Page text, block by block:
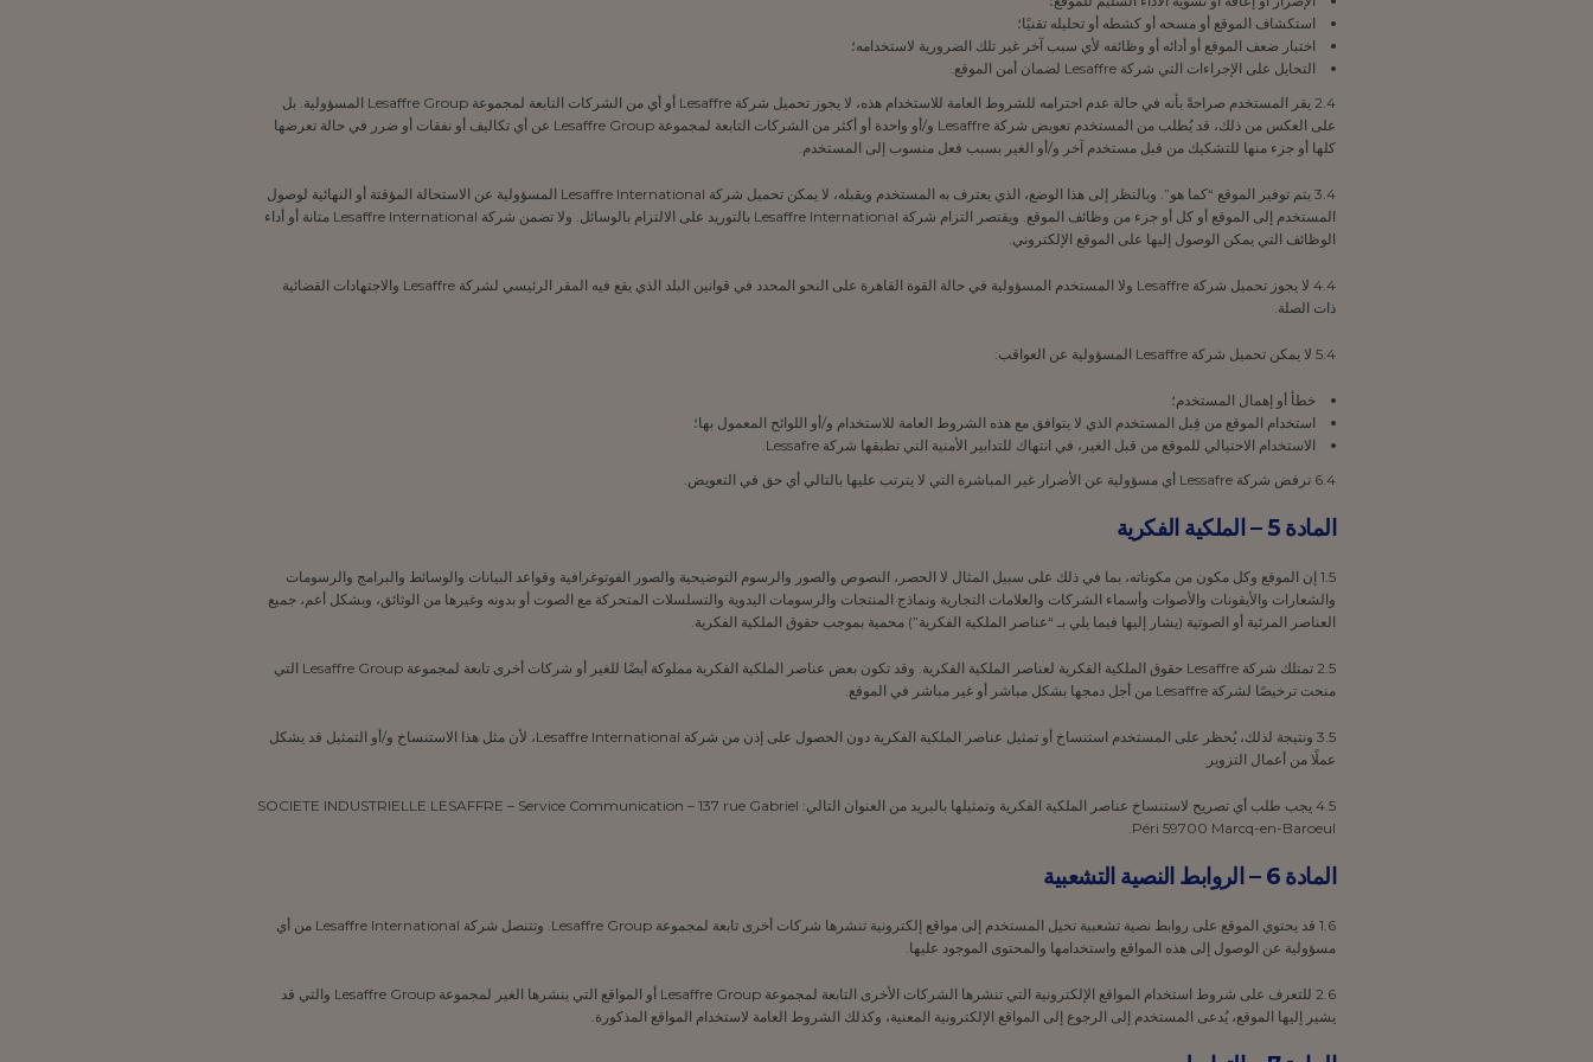
استكشاف الموقع أو مسحه أو كشطه أو تحليله تقنيًا؛
اختبار ضعف الموقع أو أدائه أو وظائفه لأي سبب آخر غير تلك الضرورية لاستخدامه؛
التحايل على الإجراءات التي شركة Lesaffre لضمان أمن الموقع.
2.4 يقر المستخدم صراحةً بأنه في حالة عدم احترامه للشروط العامة للاستخدام هذه، لا يجوز تحميل شركة Lesaffre أو أي من الشركات التابعة لمجموعة Lesaffre Group المسؤولية. بل
على العكس من ذلك، قد يُطلب من المستخدم تعويض شركة Lesaffre و/أو واحدة أو أكثر من الشركات التابعة لمجموعة Lesaffre Group عن أي تكاليف أو نفقات أو ضرر في حالة تعرضها
كلها أو جزء منها للتشكيك من قبل مستخدم آخر و/أو الغير بسبب فعل منسوب إلى المستخدم.
3.4 يتم توفير الموقع “كما هو”. وبالنظر إلى هذا الوضع، الذي يعترف به المستخدم ويقبله، لا يمكن تحميل شركة Lesaffre International المسؤولية عن الاستحالة المؤقتة أو النهائية لوصول
المستخدم إلى الموقع أو كل أو جزء من وظائف الموقع. ويقتصر التزام شركة Lesaffre International بالتوريد على الالتزام بالوسائل. ولا تضمن شركة Lesaffre International متانة أو أداء
الوظائف التي يمكن الوصول إليها على الموقع الإلكتروني.
4.4 لا يجوز تحميل شركة Lesaffre ولا المستخدم المسؤولية في حالة القوة القاهرة على النحو المحدد في قوانين البلد الذي يقع فيه المقر الرئيسي لشركة Lesaffre والاجتهادات القضائية
ذات الصلة.
5.4 لا يمكن تحميل شركة Lesaffre المسؤولية عن العواقب:
خطأ أو إهمال المستخدم؛
استخدام الموقع من قِبل المستخدم الذي لا يتوافق مع هذه الشروط العامة للاستخدام و/أو اللوائح المعمول بها؛
الاستخدام الاحتيالي للموقع من قبل الغير، في انتهاك للتدابير الأمنية التي تطبقها شركة Lessafre.
6.4 ترفض شركة Lessafre أي مسؤولية عن الأضرار غير المباشرة التي لا يترتب عليها بالتالي أي حق في التعويض.
المادة 5 – الملكية الفكرية
1.5 إن الموقع وكل مكون من مكوناته، بما في ذلك على سبيل المثال لا الحصر، النصوص والصور والرسوم التوضيحية والصور الفوتوغرافية وقواعد البيانات والوسائط والبرامج والرسومات
والشعارات والأيقونات والأصوات وأسماء الشركات والعلامات التجارية ونماذج المنتجات والرسومات اليدوية والتسلسلات المتحركة مع الصوت أو بدونه وغيرها من الوثائق، وبشكل أعم، جميع
العناصر المرئية أو الصوتية (يشار إليها فيما يلي بـ “عناصر الملكية الفكرية”) محمية بموجب حقوق الملكية الفكرية.
2.5 تمتلك شركة Lesaffre حقوق الملكية الفكرية لعناصر الملكية الفكرية. وقد تكون بعض عناصر الملكية الفكرية مملوكة أيضًا للغير أو شركات أخرى تابعة لمجموعة Lesaffre Group التي
منحت ترخيصًا لشركة Lesaffre من أجل دمجها بشكل مباشر أو غير مباشر في الموقع.
3.5 ونتيجة لذلك، يُحظر على المستخدم استنساخ أو تمثيل عناصر الملكية الفكرية دون الحصول على إذن من شركة Lesaffre International، لأن مثل هذا الاستنساخ و/أو التمثيل قد يشكل
عملًا من أعمال التزوير.
4.5 يجب طلب أي تصريح لاستنساخ عناصر الملكية الفكرية وتمثيلها بالبريد من العنوان التالي: SOCIETE INDUSTRIELLE LESAFFRE – Service Communication – 137 rue Gabriel
Péri 59700 Marcq-en-Baroeul.
المادة 6 – الروابط النصية التشعبية
1.6 قد يحتوي الموقع على روابط نصية تشعبية تحيل المستخدم إلى مواقع إلكترونية تنشرها شركات أخرى تابعة لمجموعة Lesaffre Group. وتتنصل شركة Lesaffre International من أي
مسؤولية عن الوصول إلى هذه المواقع واستخدامها والمحتوى الموجود عليها.
2.6 للتعرف على شروط استخدام المواقع الإلكترونية التي تنشرها الشركات الأخرى التابعة لمجموعة Lesaffre Group أو المواقع التي ينشرها الغير لمجموعة Lesaffre Group والتي قد
يشير إليها الموقع، يُدعى المستخدم إلى الرجوع إلى المواقع الإلكترونية المعنية، وكذلك الشروط العامة لاستخدام المواقع المذكورة.